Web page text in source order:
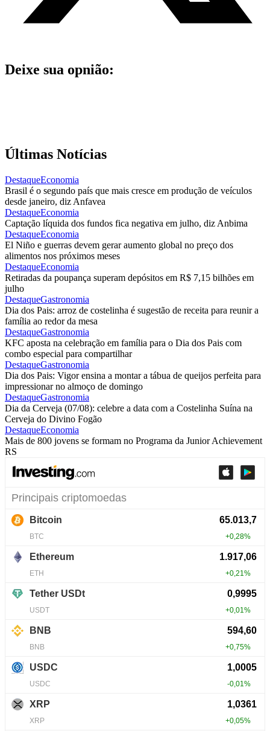
Deixe sua opnião:
Últimas Notícias
DestaqueEconomia
Brasil é o segundo país que mais cresce em produção de veículos
desde janeiro, diz Anfavea
DestaqueEconomia
Captação líquida dos fundos fica negativa em julho, diz Anbima
DestaqueEconomia
El Niño e guerras devem gerar aumento global no preço dos
alimentos nos próximos meses
DestaqueEconomia
Retiradas da poupança superam depósitos em R$ 7,15 bilhões em
julho
DestaqueGastronomia
Dia dos Pais: arroz de costelinha é sugestão de receita para reunir a
família ao redor da mesa
DestaqueGastronomia
KFC aposta na celebração em família para o Dia dos Pais com
combo especial para compartilhar
DestaqueGastronomia
Dia dos Pais: Vigor ensina a montar a tábua de queijos perfeita para
impressionar no almoço de domingo
DestaqueGastronomia
Dia da Cerveja (07/08): celebre a data com a Costelinha Suína na
Cerveja do Divino Fogão
DestaqueEconomia
Mais de 800 jovens se formam no Programa da Junior Achievement
RS